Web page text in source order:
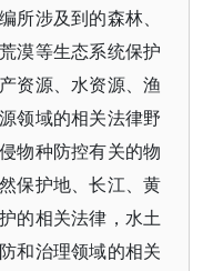
所涉及到的森林、
漠等生态系统保护
资源、水资源、渔
领域的相关法律野
物种防控有关的物
保护地、长江、黄
的相关法律，水土
和治理领域的相关